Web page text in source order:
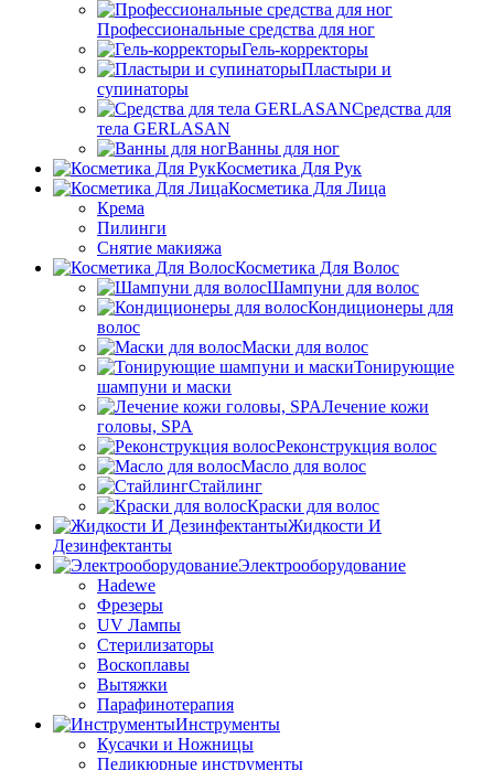
Профессиональные средства для ног
Гель-корректоры
Пластыри и
супинаторы
Средства для
тела GERLASAN
Ванны для ног
Косметика Для Рук
Косметика Для Лица
Крема
Пилинги
Снятие макияжа
Косметика Для Волос
Шампуни для волос
Кондиционеры для
волос
Маски для волос
Тонирующие
шампуни и маски
Лечение кожи
головы, SPA
Реконструкция волос
Масло для волос
Стайлинг
Краски для волос
Жидкости И
Дезинфектанты
Электрооборудование
Hadewe
Фрезеры
UV Лампы
Стерилизаторы
Воскоплавы
Вытяжки
Парафинотерапия
Инструменты
Кусачки и Ножницы
Педикюрные инструменты